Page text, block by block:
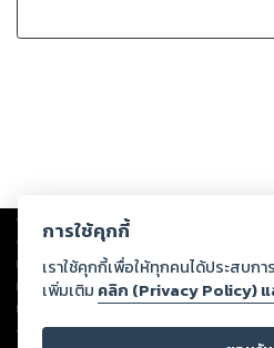
Copyright © 2026
ต่อผลงานหรือเนื้อหาใดที่อัปโหลดผ่านเว็บไซ
ทรัพย์สินทางปัญญาของบุคคลอื่นหรือขัดต่อ
ทุกท่านโปรดใช้วิจารณญาณในการกลั่นกรอ
หนึ่งส่วนใดขัดต่อกฎหมายและศีลธรรม กรุณ
ดำเนินการในทันที ทั้งนี้ ทางสตอรี่ล็อกขอ
การใช้คุกกี้
เราใช้คุกกี้เพื่อให้ทุกคนได้ประสบก
เพิ่มเติม คลิก (Privacy Policy)